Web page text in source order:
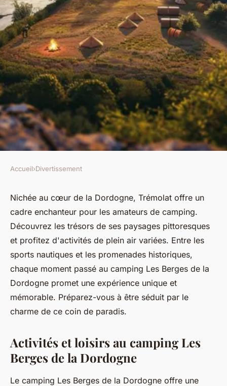
Découvrez le charme du
camping dordogne à trémolat
Ali •24 juillet 2024•2 min de lecture
Accueil›Divertissement
Nichée au cœur de la Dordogne, Trémolat offre un
cadre enchanteur pour les amateurs de camping.
Découvrez les trésors de ses paysages pittoresques
et profitez d'activités de plein air variées. Entre les
sports nautiques et les promenades historiques,
chaque moment passé au camping Les Berges de la
Dordogne promet une expérience unique et
mémorable. Préparez-vous à être séduit par le
charme de ce coin de paradis.
Activités et loisirs au camping Les
Berges de la Dordogne
Le camping Les Berges de la Dordogne offre une